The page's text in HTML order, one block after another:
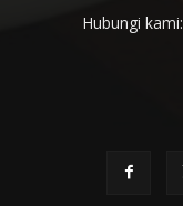
Hubungi kami: